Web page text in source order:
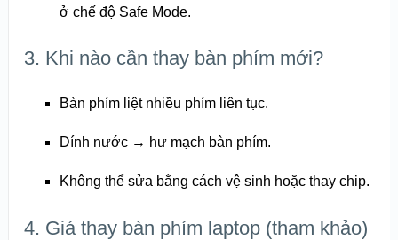
ở chế độ Safe Mode.
3. Khi nào cần thay bàn phím mới?
Bàn phím liệt nhiều phím liên tục.
Dính nước → hư mạch bàn phím.
Không thể sửa bằng cách vệ sinh hoặc thay chip.
4. Giá thay bàn phím laptop (tham khảo)